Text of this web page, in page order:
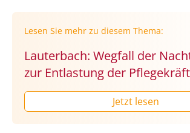
Lesen Sie mehr zu diesem Thema:
Lauterbach: Wegfall der
zur Entlastung der
Jetzt lesen